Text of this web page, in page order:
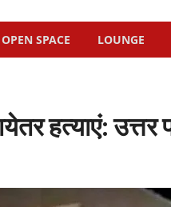
OPEN SPACE LOUNGE
हत्याएं: उत्तर